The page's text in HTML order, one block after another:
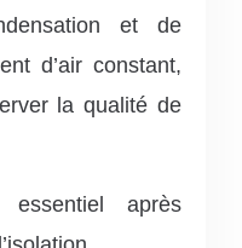
et de
d’air constant,
la qualité de
essentiel après